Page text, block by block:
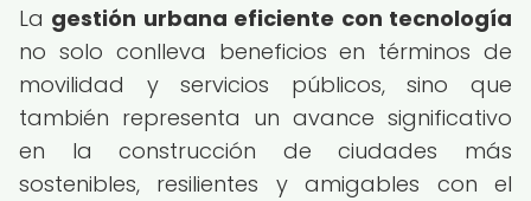
La gestión urbana eficiente con tecnología
no solo conlleva beneficios en términos de
movilidad y servicios públicos, sino que
también representa un avance significativo
en la construcción de ciudades más
sostenibles, resilientes y amigables con el